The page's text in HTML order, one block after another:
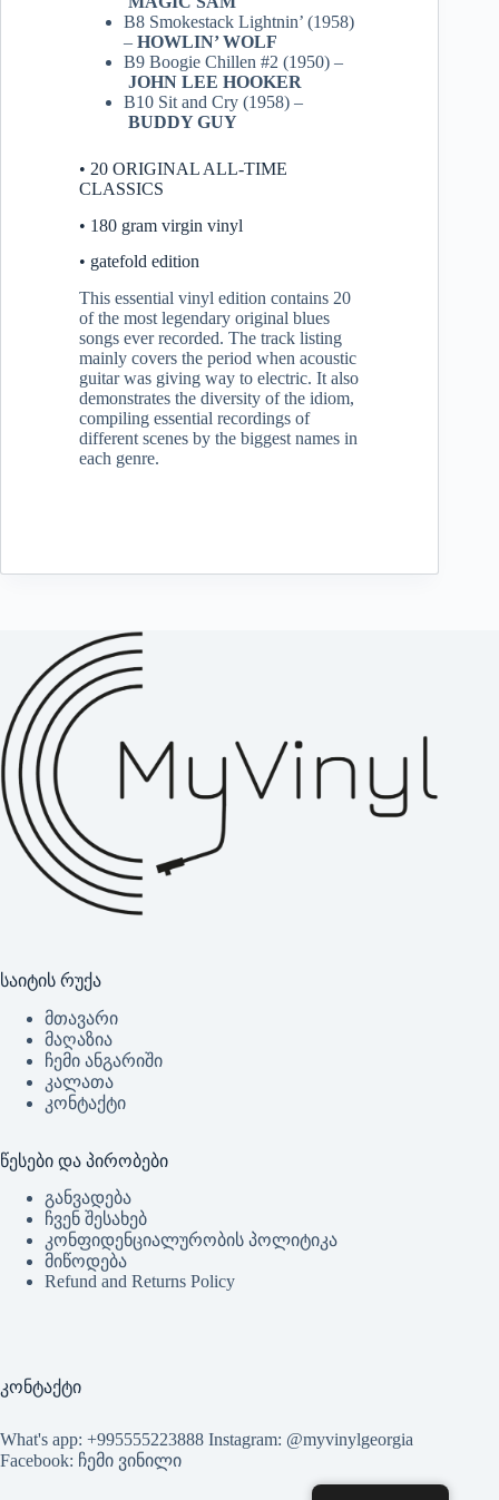
B8 Smokestack Lightnin’ (1958)
– HOWLIN’ WOLF
B9 Boogie Chillen #2 (1950) –
JOHN LEE HOOKER
B10 Sit and Cry (1958) –
BUDDY GUY
• 20 ORIGINAL ALL-TIME
CLASSICS
• 180 gram virgin vinyl
• gatefold edition
This essential vinyl edition contains 20
of the most legendary original blues
songs ever recorded. The track listing
mainly covers the period when acoustic
guitar was giving way to electric. It also
demonstrates the diversity of the idiom,
compiling essential recordings of
different scenes by the biggest names in
each genre.
საიტის რუქა
მთავარი
მაღაზია
ჩემი ანგარიში
კალათა
კონტაქტი
წესები და პირობები
განვადება
ჩვენ შესახებ
კონფიდენციალურობის პოლიტიკა
მიწოდება
Refund and Returns Policy
კონტაქტი
What's app: +995555223888 Instagram: @myvinylgeorgia
Facebook: ჩემი ვინილი